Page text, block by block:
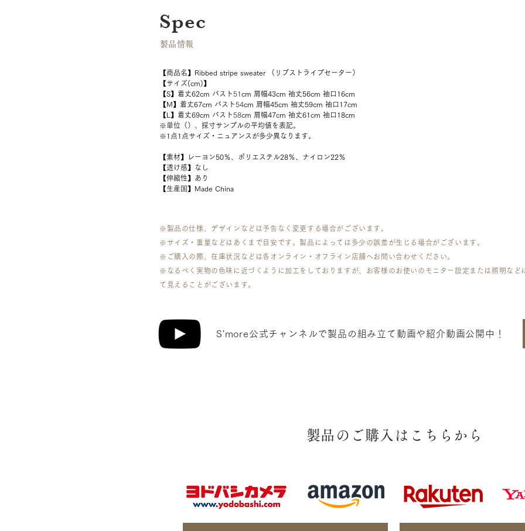
Spec
​製品情報
【商品名】Ribbed stripe sweater （リブストライプセーター）
【サイズ(cm)】
【S】着丈62cm バスト 51cm 肩幅43cm 袖丈56cm 袖口16cm
【M】着丈67cm バスト 54cm 肩幅45cm 袖丈59cm 袖口17cm
【L】着丈69cm バスト 58cm 肩幅47cm 袖丈61cm 袖口18cm
※単位（）、採寸サンプルの平均値を表記。
※1点1点サイズ・ニュアンスが多少異なります。
【素材】レーヨン50％、ポリエステル28％、ナイロン22％
【透け感】なし
【伸縮性】あり
【生産国】Made China
※製品の仕様、デザインなどは予告なく変更する場合がございます。
※サイズ・重量などはあくまで目安です。製品によっては多少の誤差が生じる場合がございます。
​※ご購入の際、在庫状況などは各オンライン・オフライン店舗へお問い合わせください。
※なるべく実物の色味に近づくように加工をしておりますが、お客様のお使いのモニター設定または照明など
て見えることがございます。
​S'more公式チャンネルで製品の組み立て動画や紹介動画公開中！
​製品のご購入はこちらから